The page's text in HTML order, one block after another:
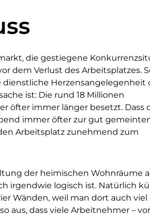
die gestiegene
dem Verlust des Arbeitsplatzes.
Herzensangelegenheit
ist: Die rund 18 Millionen
öfter immer länger besetzt. Dass
immer öfter zur gut
Arbeitsplatz zunehmend zum
der heimischen Wohnräume
irgendwie logisch ist. Natürlich
Wänden, weil man dort auch viel
aus, dass viele Arbeitnehmer –